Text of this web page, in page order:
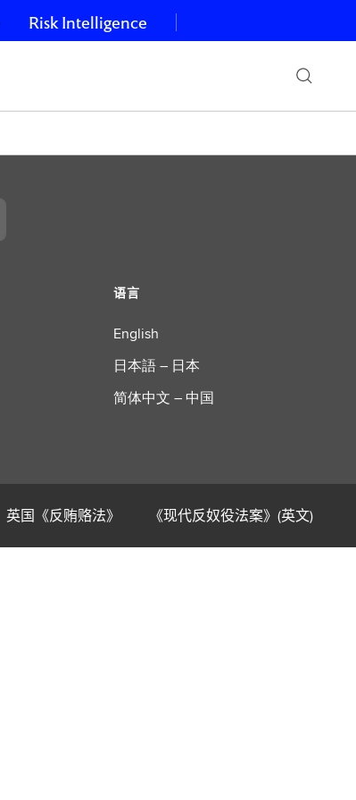
Risk Intelligence
语言
English
日本語 – 日本
简体中文 – 中国
英国《反贿赂法》 《现代反奴役法案》(英文)